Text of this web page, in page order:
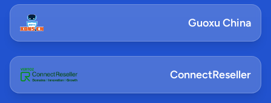
Guoxu China
ConnectReseller